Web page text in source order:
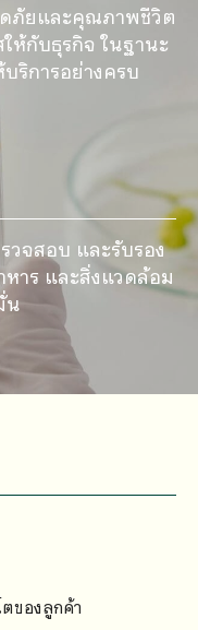
ภัยและคุณภาพชีวิต
ห้กับธุรกิจ ในฐานะ
ริการอย่างครบ
จสอบ และรับรอง
าร และสิ่งแวดล้อม
น
ของลูกค้า